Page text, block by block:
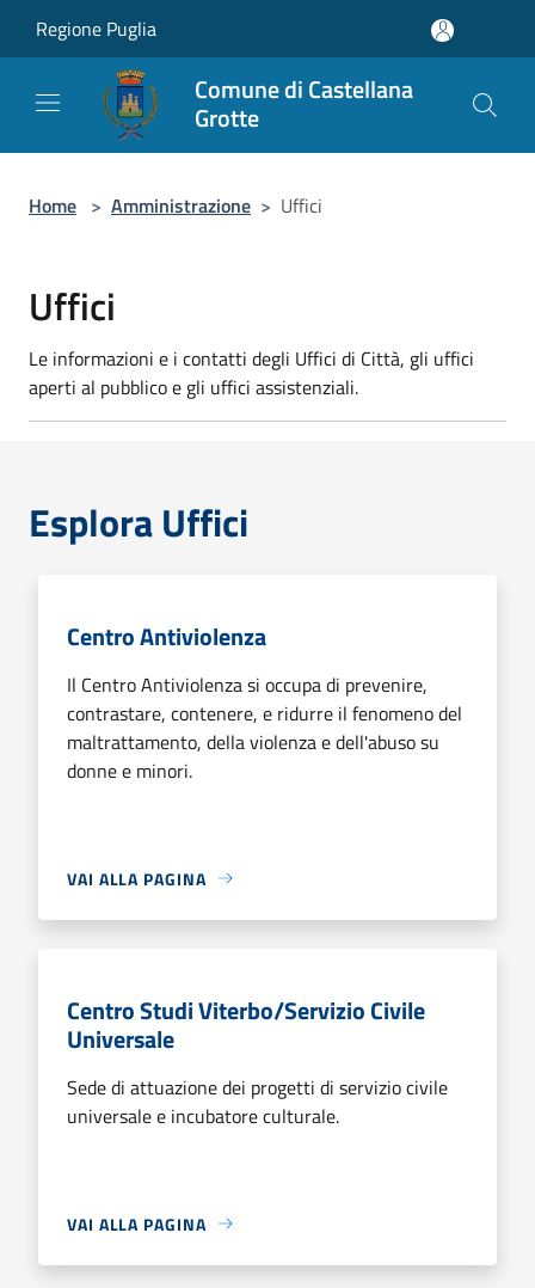
Regione Puglia
Comune di Castellana
Grotte
Home > Amministrazione > Uffici
Uffici
Le informazioni e i contatti degli Uffici di Città, gli uffici
aperti al pubblico e gli uffici assistenziali.
Esplora Uffici
Centro Antiviolenza
Il Centro Antiviolenza si occupa di prevenire,
contrastare, contenere, e ridurre il fenomeno del
maltrattamento, della violenza e dell'abuso su
donne e minori.
VAI ALLA PAGINA
Centro Studi Viterbo/Servizio Civile
Universale
Sede di attuazione dei progetti di servizio civile
universale e incubatore culturale.
VAI ALLA PAGINA